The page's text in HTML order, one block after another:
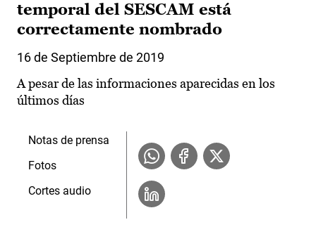
temporal del SESCAM está
correctamente nombrado
16 de Septiembre de 2019
A pesar de las informaciones aparecidas en los
últimos días
Notas de prensa
Fotos
Cortes audio